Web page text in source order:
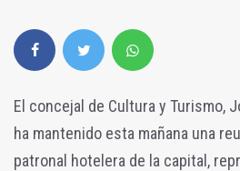
El concejal de Cultura y Turismo,
ha mantenido esta mañana una
patronal hotelera de la capital,